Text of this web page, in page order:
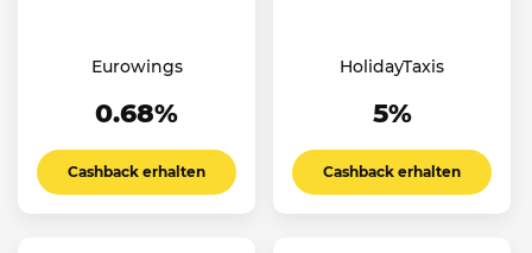
Eurowings
0.68%
Cashback erhalten
HolidayTaxis
5%
Cashback erhalten